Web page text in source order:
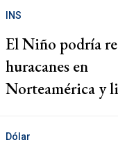
de migrantes
INS
El Niño podría
huracanes en
Norteamérica y
Zurich
Dólar